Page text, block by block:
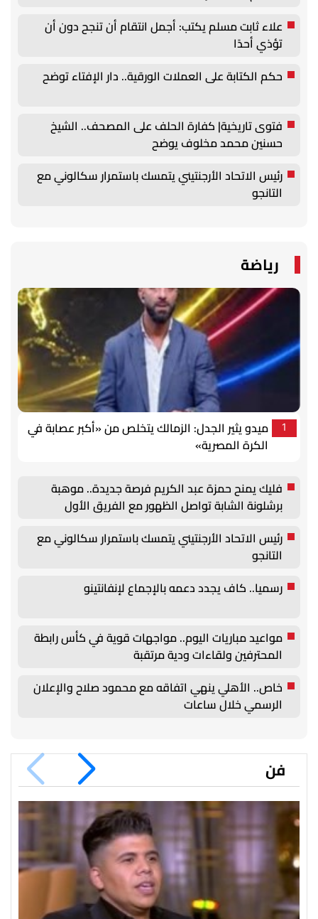
علاء ثابت مسلم يكتب: أجمل انتقام أن تنجح دون أن
تؤذي أحدًا
حكم الكتابة على العملات الورقية.. دار الإفتاء توضح
فتوى تاريخية| كفارة الحلف على المصحف.. الشيخ
حسنين محمد مخلوف يوضح
رئيس الاتحاد الأرجنتيني يتمسك باستمرار سكالوني مع
التانجو
رياضة
1
ميدو يثير الجدل: الزمالك يتخلص من «أكبر عصابة في
الكرة المصرية»
فليك يمنح حمزة عبد الكريم فرصة جديدة.. موهبة
برشلونة الشابة تواصل الظهور مع الفريق الأول
رئيس الاتحاد الأرجنتيني يتمسك باستمرار سكالوني مع
التانجو
رسميا.. كاف يجدد دعمه بالإجماع لإنفانتينو
مواعيد مباريات اليوم.. مواجهات قوية في كأس رابطة
المحترفين ولقاءات ودية مرتقبة
خاص.. الأهلي ينهي اتفاقه مع محمود صلاح والإعلان
الرسمي خلال ساعات
فن